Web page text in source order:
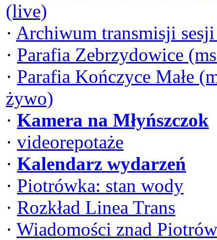
(live)
· Archiwum transmisji
· Parafia Zebrzydowice
· Parafia Kończyce Małe
żywo)
· Kamera na Młyńszczok
· videorepotaże
· Kalendarz wydarzeń
· Piotrówka: stan wody
· Rozkład Linea Trans
· Wiadomości znad